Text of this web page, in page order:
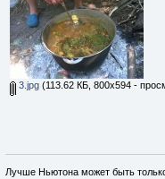
3.jpg(113.62 КБ, 800x594 -
Лучше Ньютона может быть